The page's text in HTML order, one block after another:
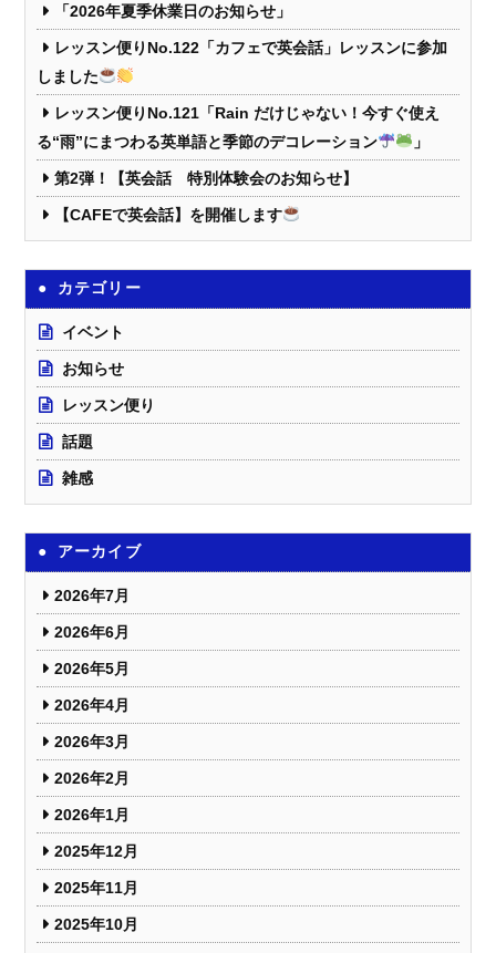
「2026年夏季休業日のお知らせ」
レッスン便りNo.122「カフェで英会話」レッスンに参加
しました
レッスン便りNo.121「Rain だけじゃない！今すぐ使え
る“雨”にまつわる英単語と季節のデコレーション
」
第2弾！【英会話 特別体験会のお知らせ】
【CAFEで英会話】を開催します
カテゴリー
イベント
お知らせ
レッスン便り
話題
雑感
アーカイブ
2026年7月
2026年6月
2026年5月
2026年4月
2026年3月
2026年2月
2026年1月
2025年12月
2025年11月
2025年10月